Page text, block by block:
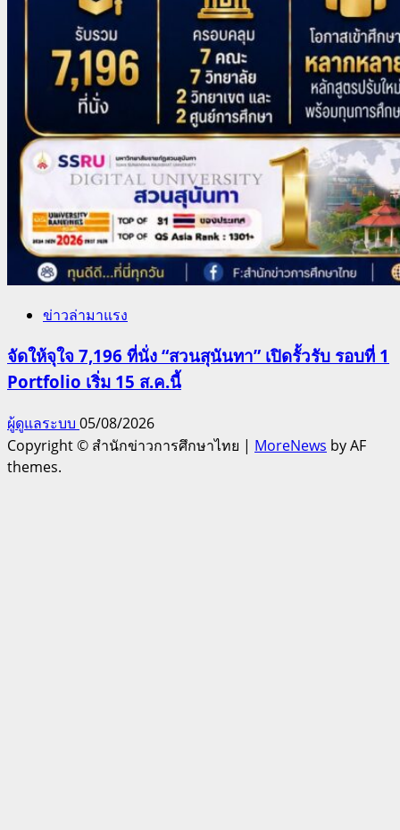
ข่าวล่ามาแรง
จัดให้จุใจ 7,196 ที่นั่ง “สวนสุนันทา” เปิดรั้วรับ รอบที่ 1
Portfolio เริ่ม 15 ส.ค.นี้
ผู้ดูแลระบบ 05/08/2026
Copyright © สำนักข่าวการศึกษาไทย | MoreNews by AF
themes.